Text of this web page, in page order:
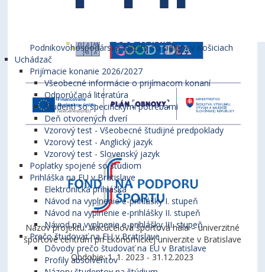
Podnikovohospodárska fakulta so sídlom v Košiciach
Uchádzač
Prijímacie konanie 2026/2027
Všeobecné informácie o prijímacom konaní
Odporúčaná literatúra
Študenti so špecifickými potrebami
Deň otvorených dverí
Vzorový test - Všeobecné študijné predpoklady
Vzorový test - Anglický jazyk
Vzorový test - Slovenský jazyk
Poplatky spojené so štúdiom
Prihláška na EU v Bratislave
Elektronická prihláška
Návod na vyplnenie e-prihlášky I. stupeň
Návod na vyplnenie e-prihlášky II. stupeň
Návod na vyplnenie e-prihlášky III. stupeň
Prečo študovať na EU v Bratislave
Dôvody prečo študovať na EU v Bratislave
Profily absolventov
Názov projektu: Viacúčelová športová hala – univerzitné
športové centrum pri Ekonomickej univerzite v Bratislave
Obdobie: 1. 1. 2023 - 31.12.2023